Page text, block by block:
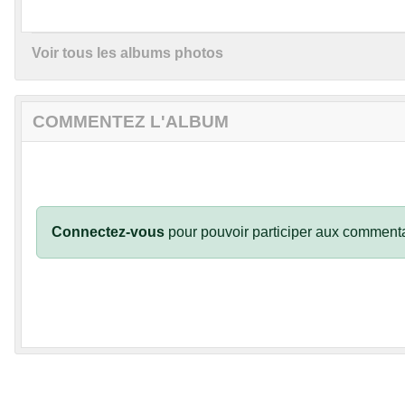
Voir tous les albums photos
COMMENTEZ L'ALBUM
Connectez-vous pour pouvoir participer aux